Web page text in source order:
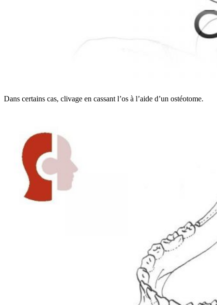
Dans certains cas, clivage en cassant l’os à l’aide d’un ostéotome.